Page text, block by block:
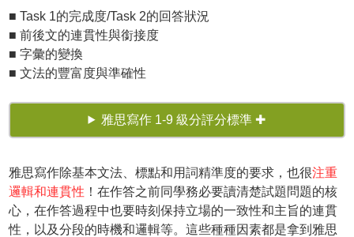
■ Task 1的完成度/Task 2的回答狀況
■ 前後文的連貫性與銜接度
■ 字彙的變換
■ 文法的豐富度與準確性
雅思寫作 1-9 級分評分標準 ✚
雅思寫作除基本文法、標點和用詞精準度的要求，也很注重
邏輯和連貫性 ！在作答之前同學務必要讀清楚試題問題的核
心，在作答過程中也要時刻保持立場的一致性和主旨的連貫
性，以及分段的時機和邏輯等。這些種種因素都是拿到雅思